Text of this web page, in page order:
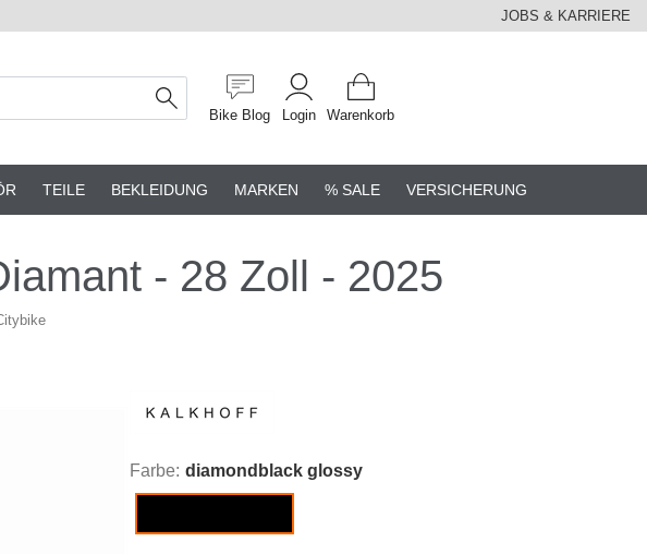
JOBS & KARRIERE
Bike Blog Login Warenkorb
TEILE BEKLEIDUNG MARKEN % SALE VERSICHERUNG
- 28 Zoll - 2025
Farbe: diamondblack glossy